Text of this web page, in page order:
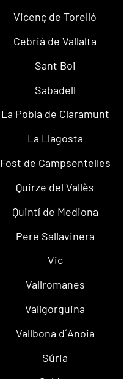
Vicenç de Torelló
Cebrià de Vallalta
Sant Boi
Sabadell
La Pobla de Claramunt
La Llagosta
Fost de Campsentelles
Quirze del Vallès
Quintí de Mediona
Pere Sallavinera
Vic
Vallromanes
Vallgorguina
Vallbona d´Anoia
Súria